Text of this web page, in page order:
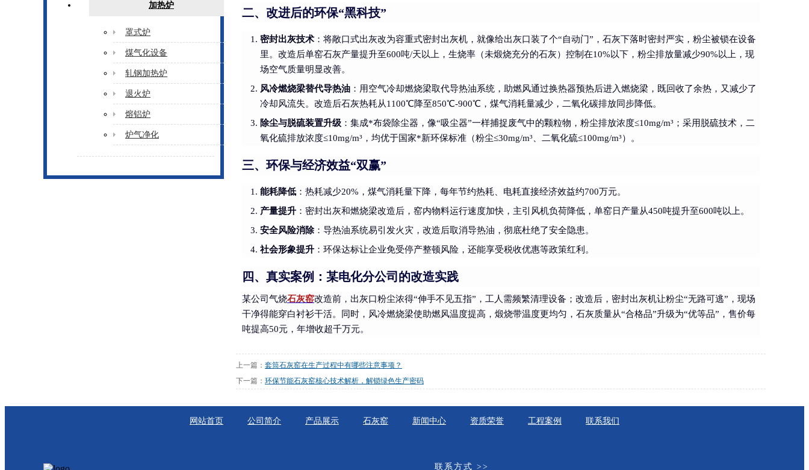
加热炉
罩式炉
煤气化设备
轧钢加热炉
退火炉
熔铝炉
炉气净化
二、改进后的环保“黑科技”
密封出灰技术 ：将敞口式出灰改为容重式密封出灰机，就像给出灰口装了个“自动门”，石灰下落时密封严实，粉尘被锁在设备
里。改造后单窑石灰产量提升至600吨/天以上，生烧率（未煅烧充分的石灰）控制在10%以下，粉尘排放量减少90%以上，现
场空气质量明显改善。
风冷燃烧梁替代导热油 ：用空气冷却燃烧梁取代导热油系统，助燃风通过换热器预热后进入燃烧梁，既回收了余热，又减少了
冷却风流失。改造后石灰热耗从1100℃降至850℃-900℃，煤气消耗量减少，二氧化碳排放同步降低。
除尘与脱硫装置升级 ：集成*布袋除尘器，像“吸尘器”一样捕捉废气中的颗粒物，粉尘排放浓度≤10mg/m³；采用脱硫技术，二
氧化硫排放浓度≤10mg/m³，均优于国家*新环保标准（粉尘≤30mg/m³、二氧化硫≤100mg/m³）。
三、环保与经济效益“双赢”
能耗降低 ：热耗减少20%，煤气消耗量下降，每年节约热耗、电耗直接经济效益约700万元。
产量提升 ：密封出灰和燃烧梁改造后，窑内物料运行速度加快，主引风机负荷降低，单窑日产量从450吨提升至600吨以上。
安全风险消除 ：导热油系统易引发火灾，改造后取消导热油，彻底杜绝了安全隐患。
社会形象提升 ：环保达标让企业免受停产整顿风险，还能享受税收优惠等政策红利。
四、真实案例：某电化分公司的改造实践
某公司气烧石灰窑改造前，出灰口粉尘浓得“伸手不见五指”，工人需频繁清理设备；改造后，密封出灰机让粉尘“无路可逃”，现场
干净得能穿白衬衫干活。同时，风冷燃烧梁使助燃风温度提高，煅烧带温度更均匀，石灰质量从“合格品”升级为“优等品”，售价每
吨提高50元，年增收超千万元。
上一篇： 套筒石灰窑在生产过程中有哪些注意事项？
下一篇： 环保节能石灰窑核心技术解析，解锁绿色生产密码
网站首页 公司简介 产品展示 石灰窑 新闻中心 资质荣誉 工程案例 联系我们
联系方式 >>